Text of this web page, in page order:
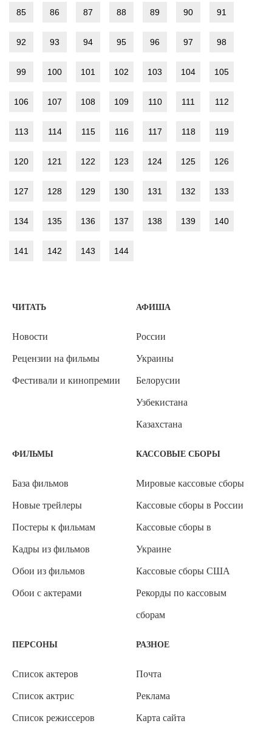
85 86 87 88 89 90 91
92 93 94 95 96 97 98
99 100 101 102 103 104 105
106 107 108 109 110 111 112
113 114 115 116 117 118 119
120 121 122 123 124 125 126
127 128 129 130 131 132 133
134 135 136 137 138 139 140
141 142 143 144
ЧИТАТЬ
Новости
Рецензии на фильмы
Фестивали и кинопремии
АФИША
России
Украины
Белорусии
Узбекистана
Казахстана
ФИЛЬМЫ
База фильмов
Новые трейлеры
Постеры к фильмам
Кадры из фильмов
Обои из фильмов
Обои с актерами
КАССОВЫЕ СБОРЫ
Мировые кассовые сборы
Кассовые сборы в России
Кассовые сборы в
Украине
Кассовые сборы США
Рекорды по кассовым
сборам
ПЕРСОНЫ
Список актеров
Список актрис
Список режиссеров
РАЗНОЕ
Почта
Реклама
Карта сайта